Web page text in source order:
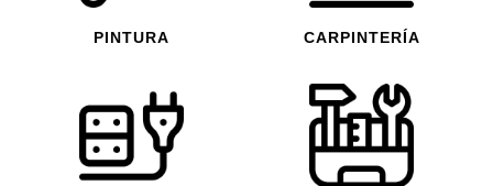
PINTURA CARPINTERÍA